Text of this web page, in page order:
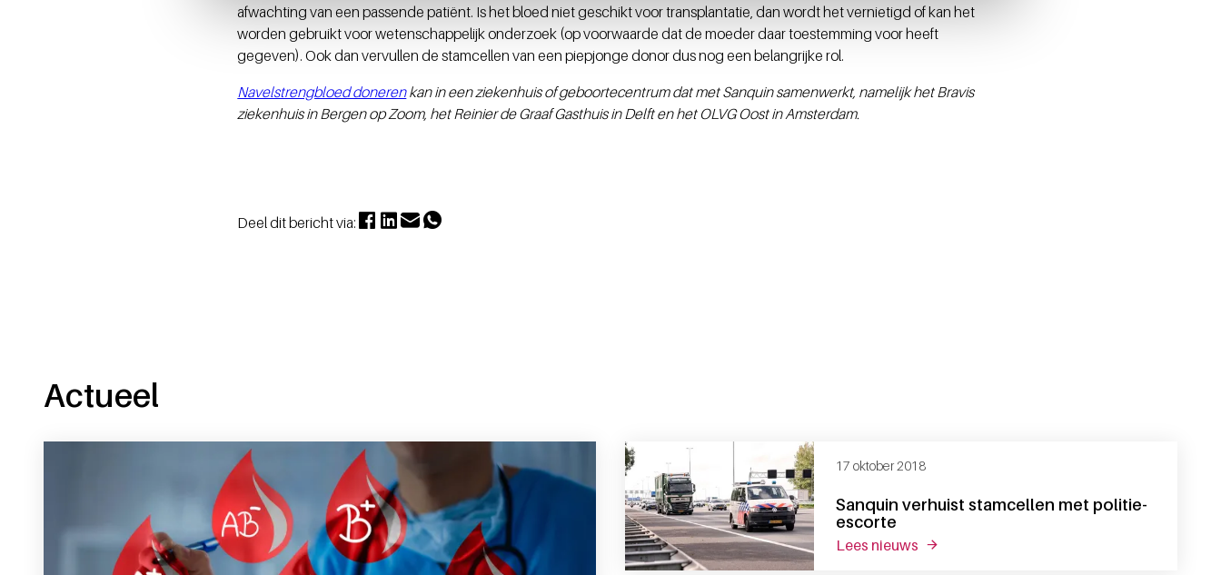
afwachting van een passende patiënt. Is het bloed niet geschikt voor transplantatie, dan wordt het vernietigd of kan het
worden gebruikt voor wetenschappelijk onderzoek (op voorwaarde dat de moeder daar toestemming voor heeft
gegeven). Ook dan vervullen de stamcellen van een piepjonge donor dus nog een belangrijke rol.
Navelstrengbloed donerenkan in een ziekenhuis of geboortecentrum dat met Sanquin samenwerkt, namelijk het Bravis
ziekenhuis in Bergen op Zoom, het Reinier de Graaf Gasthuis in Delft en het OLVG Oost in Amsterdam.
Deel dit bericht via:
Actueel
Sanquin verhuist stamcellen met politie-
escorte
17 oktober 2018
lees nieuws over sanquin verhuist stamcellen met politie-